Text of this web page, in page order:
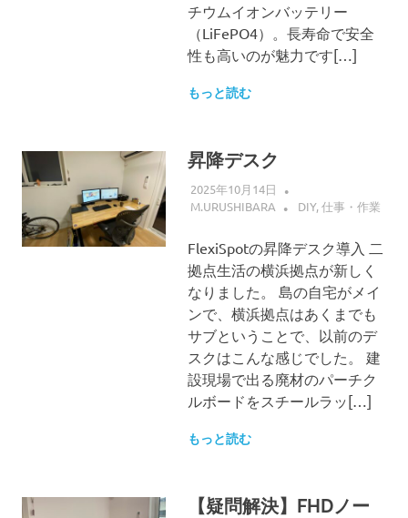
チウムイオンバッテリー
（LiFePO4）。長寿命で安全
性も高いのが魅力です[…]
もっと読む
昇降デスク
2025年10月14日
M.URUSHIBARA
DIY,仕事・作業
FlexiSpotの昇降デスク導入 二
拠点生活の横浜拠点が新しく
なりました。 島の自宅がメイ
ンで、横浜拠点はあくまでも
サブということで、以前のデ
スクはこんな感じでした。 建
設現場で出る廃材のパーチク
ルボードをスチールラッ[…]
もっと読む
【疑問解決】FHDノー